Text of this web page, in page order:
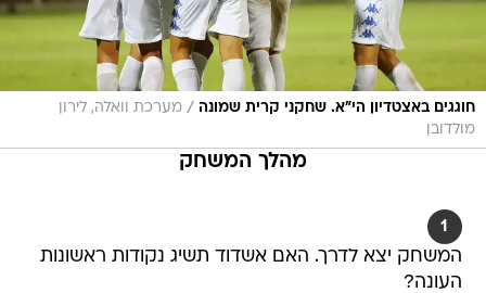
חוגגים באצטדיון הי"א. שחקני קרית שמונה / מערכת וואלה, לירון
מולדובן
מהלך המשחק
1
המשחק יצא לדרך. האם אשדוד תשיג נקודות ראשונות
העונה?